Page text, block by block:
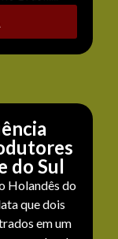
do Sul
Holandês do
que dois
em um